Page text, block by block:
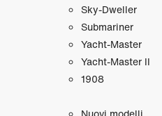
Sky‑Dweller
Submariner
Yacht‑Master
Yacht‑Master II
1908